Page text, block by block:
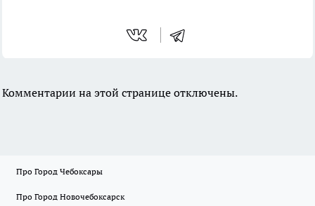
Комментарии на этой странице отключены.
Про Город Чебоксары
Про Город Новочебоксарск